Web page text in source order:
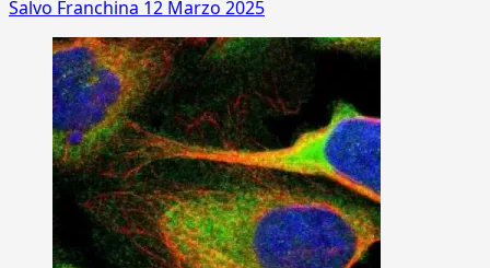
Salvo Franchina 12 Marzo 2025